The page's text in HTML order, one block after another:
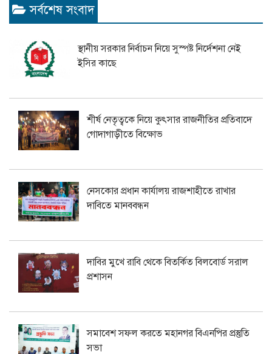
সর্বশেষ সংবাদ
স্থানীয় সরকার নির্বাচন নিয়ে সুস্পষ্ট নির্দেশনা নেই
ইসির কাছে
শীর্ষ নেতৃত্বকে নিয়ে কুৎসার রাজনীতির প্রতিবাদে
গোদাগাড়ীতে বিক্ষোভ
নেসকোর প্রধান কার্যালয় রাজশাহীতে রাখার
দাবিতে মানববন্ধন
দাবির মুখে রাবি থেকে বিতর্কিত বিলবোর্ড সরাল
প্রশাসন
সমাবেশ সফল করতে মহানগর বিএনপির প্রস্তুতি
সভা